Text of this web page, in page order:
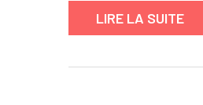
Valentino
LIRE LA SUITE